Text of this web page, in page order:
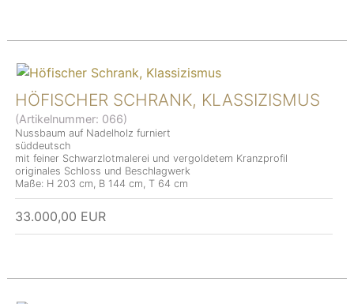
HÖFISCHER SCHRANK, KLASSIZISMUS
(Artikelnummer: 066)
Nussbaum auf Nadelholz furniert
süddeutsch
mit feiner Schwarzlotmalerei und vergoldetem Kranzprofil
originales Schloss und Beschlagwerk
Maße: H 203 cm, B 144 cm, T 64 cm
33.000,00 EUR